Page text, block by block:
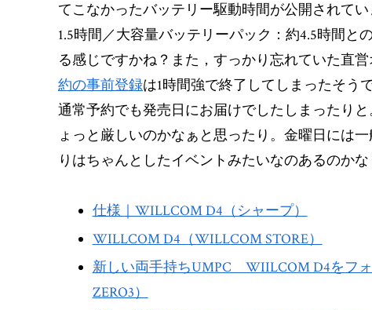
てこなかったバッテリー駆動時間が公開されて
1.5時間／大容量バッテリーパック：約4.5時間と
る感じですかね？また，すっかり忘れていた直
約の事前登録は1時間強で終了してしまったそう
通常予約でも発売日にお届けでしたしまったり
ょっと厳しいのかなぁと思ったり。金曜日には
りはちゃんとしたイベントみたいなのあるのかな
仕様｜WILLCOM D4（シャープ）
WILLCOM D4（WILLCOM STORE）
新しい両手持ちUMPC WIILCOM D4をフ
ZERO3）